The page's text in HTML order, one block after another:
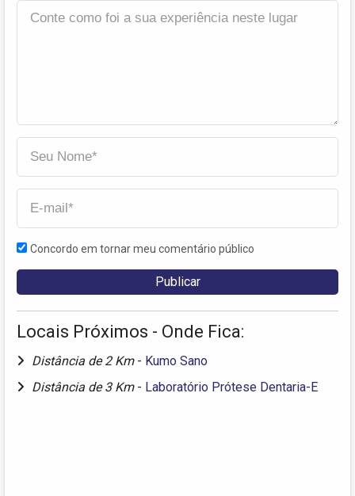
Concordo em tornar meu comentário público
Locais Próximos - Onde Fica:
Distância de 2 Km - Kumo Sano
Distância de 3 Km - Laboratório Prótese Dentaria-E